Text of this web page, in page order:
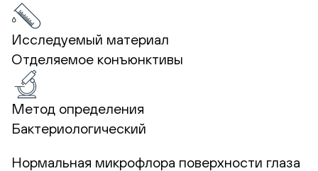
Исследуемый материал
Отделяемое конъюнктивы
Метод определения
Бактериологический
Нормальная микрофлора поверхности глаза